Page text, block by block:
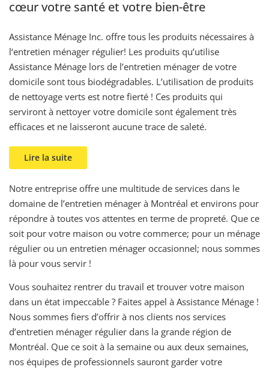
cœur votre santé et votre bien-être
Assistance Ménage Inc. offre tous les produits nécessaires à
l‘entretien ménager régulier! Les produits qu’utilise
Assistance Ménage lors de l’entretien ménager de votre
domicile sont tous biodégradables. L’utilisation de produits
de nettoyage verts est notre fierté ! Ces produits qui
serviront à nettoyer votre domicile sont également très
efficaces et ne laisseront aucune trace de saleté.
Lire la suite
Notre entreprise offre une multitude de services dans le
domaine de l’entretien ménager à Montréal et environs pour
répondre à toutes vos attentes en terme de propreté. Que ce
soit pour votre maison ou votre commerce; pour un ménage
régulier ou un entretien ménager occasionnel; nous sommes
là pour vous servir !
Vous souhaitez rentrer du travail et trouver votre maison
dans un état impeccable ? Faites appel à Assistance Ménage !
Nous sommes fiers d’offrir à nos clients nos services
d’entretien ménager régulier dans la grande région de
Montréal. Que ce soit à la semaine ou aux deux semaines,
nos équipes de professionnels sauront garder votre